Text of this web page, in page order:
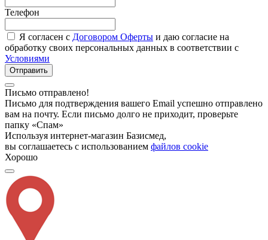
Телефон
Я согласен с Договором Оферты и даю согласие на
обработку своих персональных данных в соответствии с
Условиями
Отправить
Письмо отправлено!
Письмо для подтверждения вашего Email успешно отправлено
вам на почту. Если письмо долго не приходит, проверьте
папку «Спам»
Используя интернет-магазин Базисмед,
вы соглашаетесь с использованием файлов cookie
Хорошо